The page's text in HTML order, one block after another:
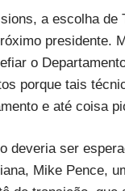
a escolha de
presidente.
o
porque tais
e até coisa
deveria ser
Mike Pence,